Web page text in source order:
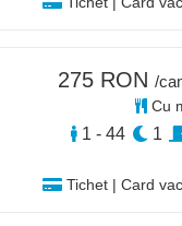
Tichet | Card
275 RON /
Cu
1 - 44 1